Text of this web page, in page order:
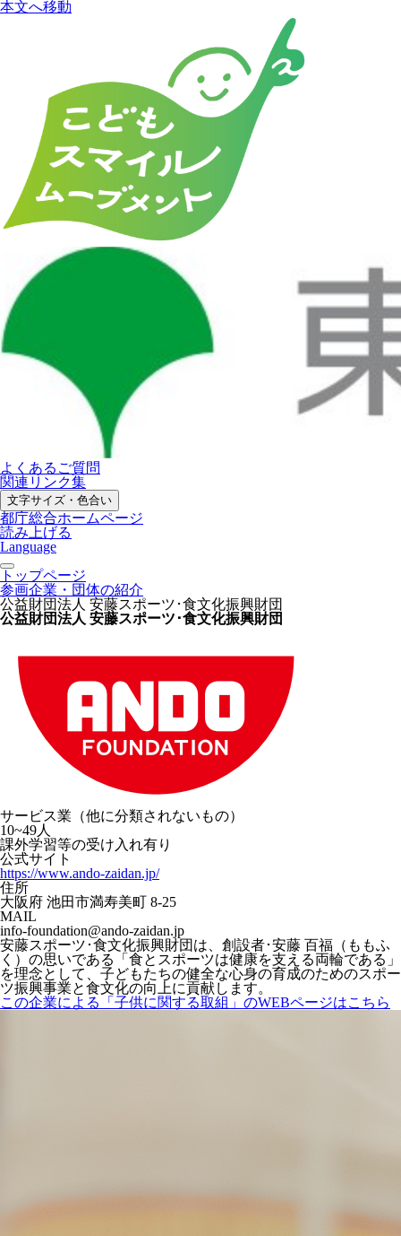
本文へ移動
よくあるご質問
関連リンク集
文字サイズ・色合い
都庁総合ホームページ
読み上げる
Language
トップページ
参画企業・団体の紹介
公益財団法人 安藤スポーツ･食文化振興財団
公益財団法人 安藤スポーツ･食文化振興財団
サービス業（他に分類されないもの）
10~49人
課外学習等の受け入れ有り
公式サイト
https://www.ando-zaidan.jp/
住所
大阪府 池田市満寿美町 8-25
MAIL
info-foundation@ando-zaidan.jp
安藤スポーツ･食文化振興財団は、創設者･安藤 百福（ももふ
く）の思いである「食とスポーツは健康を支える両輪である」
を理念として、子どもたちの健全な心身の育成のためのスポー
ツ振興事業と食文化の向上に貢献します。
この企業による「子供に関する取組」のWEBページはこちら